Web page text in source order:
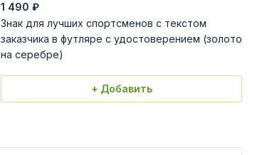
1 490 ₽
Знак для лучших спортсменов с текстом
заказчика в футляре с удостоверением (золото
на серебре)
+ Добавить